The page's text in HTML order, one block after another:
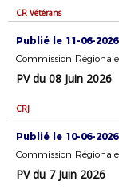
CR Vétérans
Publié le 11-06-2026
Commission
PV du 08 Juin 2026
CRJ
Publié le 10-06-2026
Commission
PV du 7 Juin 2026